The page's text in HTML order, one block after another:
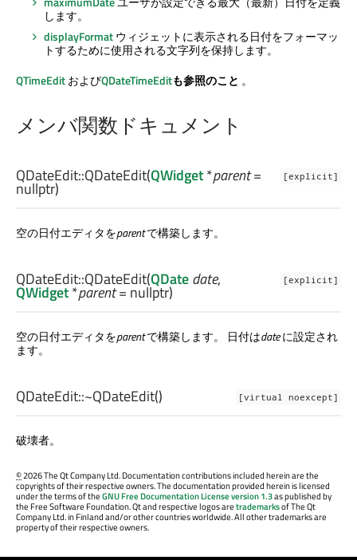
します。
displayFormatウィジェットに表示される日付をフォーマッ
トするために使用される文字列を保持します。
QTimeEditおよびQDateTimeEditも参照のこと 。
メンバ関数ドキュメント
[explicit]
QDateEdit::QDateEdit(QWidget*parent=
nullptr)
空の日付エディタをparentで構築します。
[explicit]
QDateEdit::QDateEdit(QDatedate,
QWidget*parent= nullptr)
空の日付エディタをparentで構築します。 日付はdateに設定され
ます。
[virtual noexcept]
QDateEdit::~QDateEdit()
破壊者。
©2026 The Qt Company Ltd. Documentation contributions included herein are the
copyrights of their respective owners. The documentation provided herein is licensed
under the terms of theGNU Free Documentation License version 1.3as published by
the Free Software Foundation. Qt and respective logos aretrademarksof The Qt
Company Ltd. in Finland and/or other countries worldwide. All other trademarks are
property of their respective owners.